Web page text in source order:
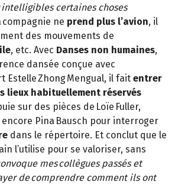
certaines choses
compagnie ne prend plus l’avion, il
des mouvements de
, etc. Avec Danses non humaines,
dansée conçue avec
Estelle Zhong Mengual, il fait entrer
lieux habituellement réservés
sur des pièces de Loïe Fuller,
encore Pina Bausch pour interroger
dans le répertoire. Et conclut que le
l’utilise pour se valoriser, sans
mes collègues passés et
de comprendre comment ils ont